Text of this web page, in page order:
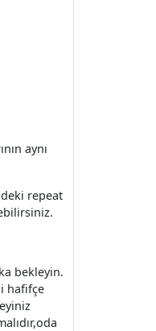
aynı
repeat
bekleyin.
hafifçe